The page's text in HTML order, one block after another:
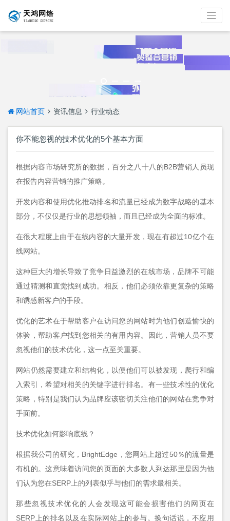
网站首页 资讯信息 行业动态
你不能忽视的技术优化的5个基本方面
根据内容市场研究所的数据，百分之八十八的B2B营销人员现
在报告内容营销的推广策略。
开发内容和使用优化推动排名和流量已经成为数字战略的基本
部分，不仅仅是行业的思想领袖，而且已经成为全面的标准。
在很大程度上由于在线内容的大量开发，现在有超过10亿个在
线网站。
这种巨大的增长导致了竞争日益激烈的在线市场，品牌不可能
通过猜测和直觉找到成功。相反，他们必须依靠更复杂的策略
和诱惑新客户的手段。
优化的艺术在于帮助客户在访问您的网站时为他们创造愉快的
体验，帮助客户找到您相关的有用内容。因此，营销人员不要
忽视他们的技术优化，这一点至关重要。
网站仍然需要建立和结构化，以便他们可以被发现，爬行和编
入索引，希望对相关的关键字进行排名。有一些技术性的优化
策略，特别是我们认为品牌应该密切关注他们的网站在竞争对
手面前。
技术优化如何影响底线？
根据我公司的研究，BrightEdge，您网站上超过50％的流量是
有机的。这意味着访问您的页面的大多数人到达那里是因为他
们认为您在SERP上的列表似乎与他们的需求最相关。
那些忽视技术优化的人会发现这可能会损害他们的网页在
SERP上的排名以及在实际网站上的参与。换句话说，不应用